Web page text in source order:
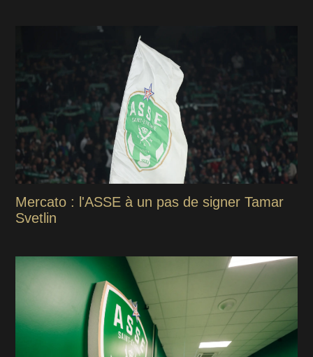
Mercato : l'ASSE à un pas de signer Tamar
Svetlin